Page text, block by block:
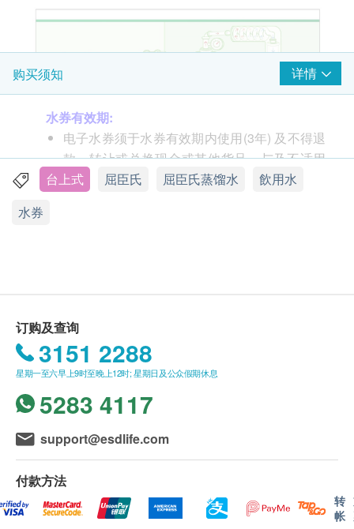
顾客购买水券后，经屈臣氏蒸馏水顾客服务部电话
确认后， 水券结余将于约三个工作天后更新于其
帐户， 及后顾客可自行在屈臣氏网上商店选择送
水期或致电热线
客户可以下列任何一种订购方法在工作天截单时间
下午五时前订水。
除非收到客户另行指示，屈臣氏蒸馏水将以客户最
新的订单取代在同一个送货日的订购指示。您须
（在网上或以其他方式）进行登记成为屈臣氏网上
商店用户，方可于电子商店换领货品或服务。
购买须知 详情
水券有效期:
电子水券须于水券有效期内使用(3年) 及不得退
款、转让或兑换现金或其他货品，与及不适用
于任何临时更改的送货地址。
送货服务不适用于
岛、愉景湾、流浮山、马湾(东涌市镇除外)等地
区及某些偏远区域或屈臣氏蒸馏水车辆难以到
达之地方。
樽装蒸馏水: 客户每次须订购最少两箱8公升/ 12
公升/ 18公升装蒸馏水方可享有免费送货服务。
水机: 享免费送货服务
台上式 屈臣氏 屈臣氏蒸馏水
飲用水
水券
订购及查询
3151 2288
星期一至六早上9时至晚上12时; 星期日及公众假期休息
5283 4117
support@esdlife.com
付款方法
转
帐